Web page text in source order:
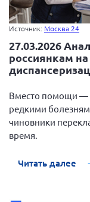
Источник: Москва 24
27.03.2026
россиянкам
Вместо помощи —
редкими
чиновники
время.
Читать далее